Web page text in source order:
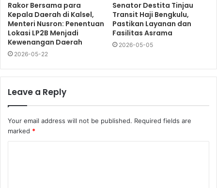
Rakor Bersama para
Kepala Daerah di Kalsel,
Menteri Nusron: Penentuan
Lokasi LP2B Menjadi
Kewenangan Daerah
2026-05-22
Senator Destita Tinjau
Transit Haji Bengkulu,
Pastikan Layanan dan
Fasilitas Asrama
2026-05-05
Leave a Reply
Your email address will not be published. Required fields are
marked *